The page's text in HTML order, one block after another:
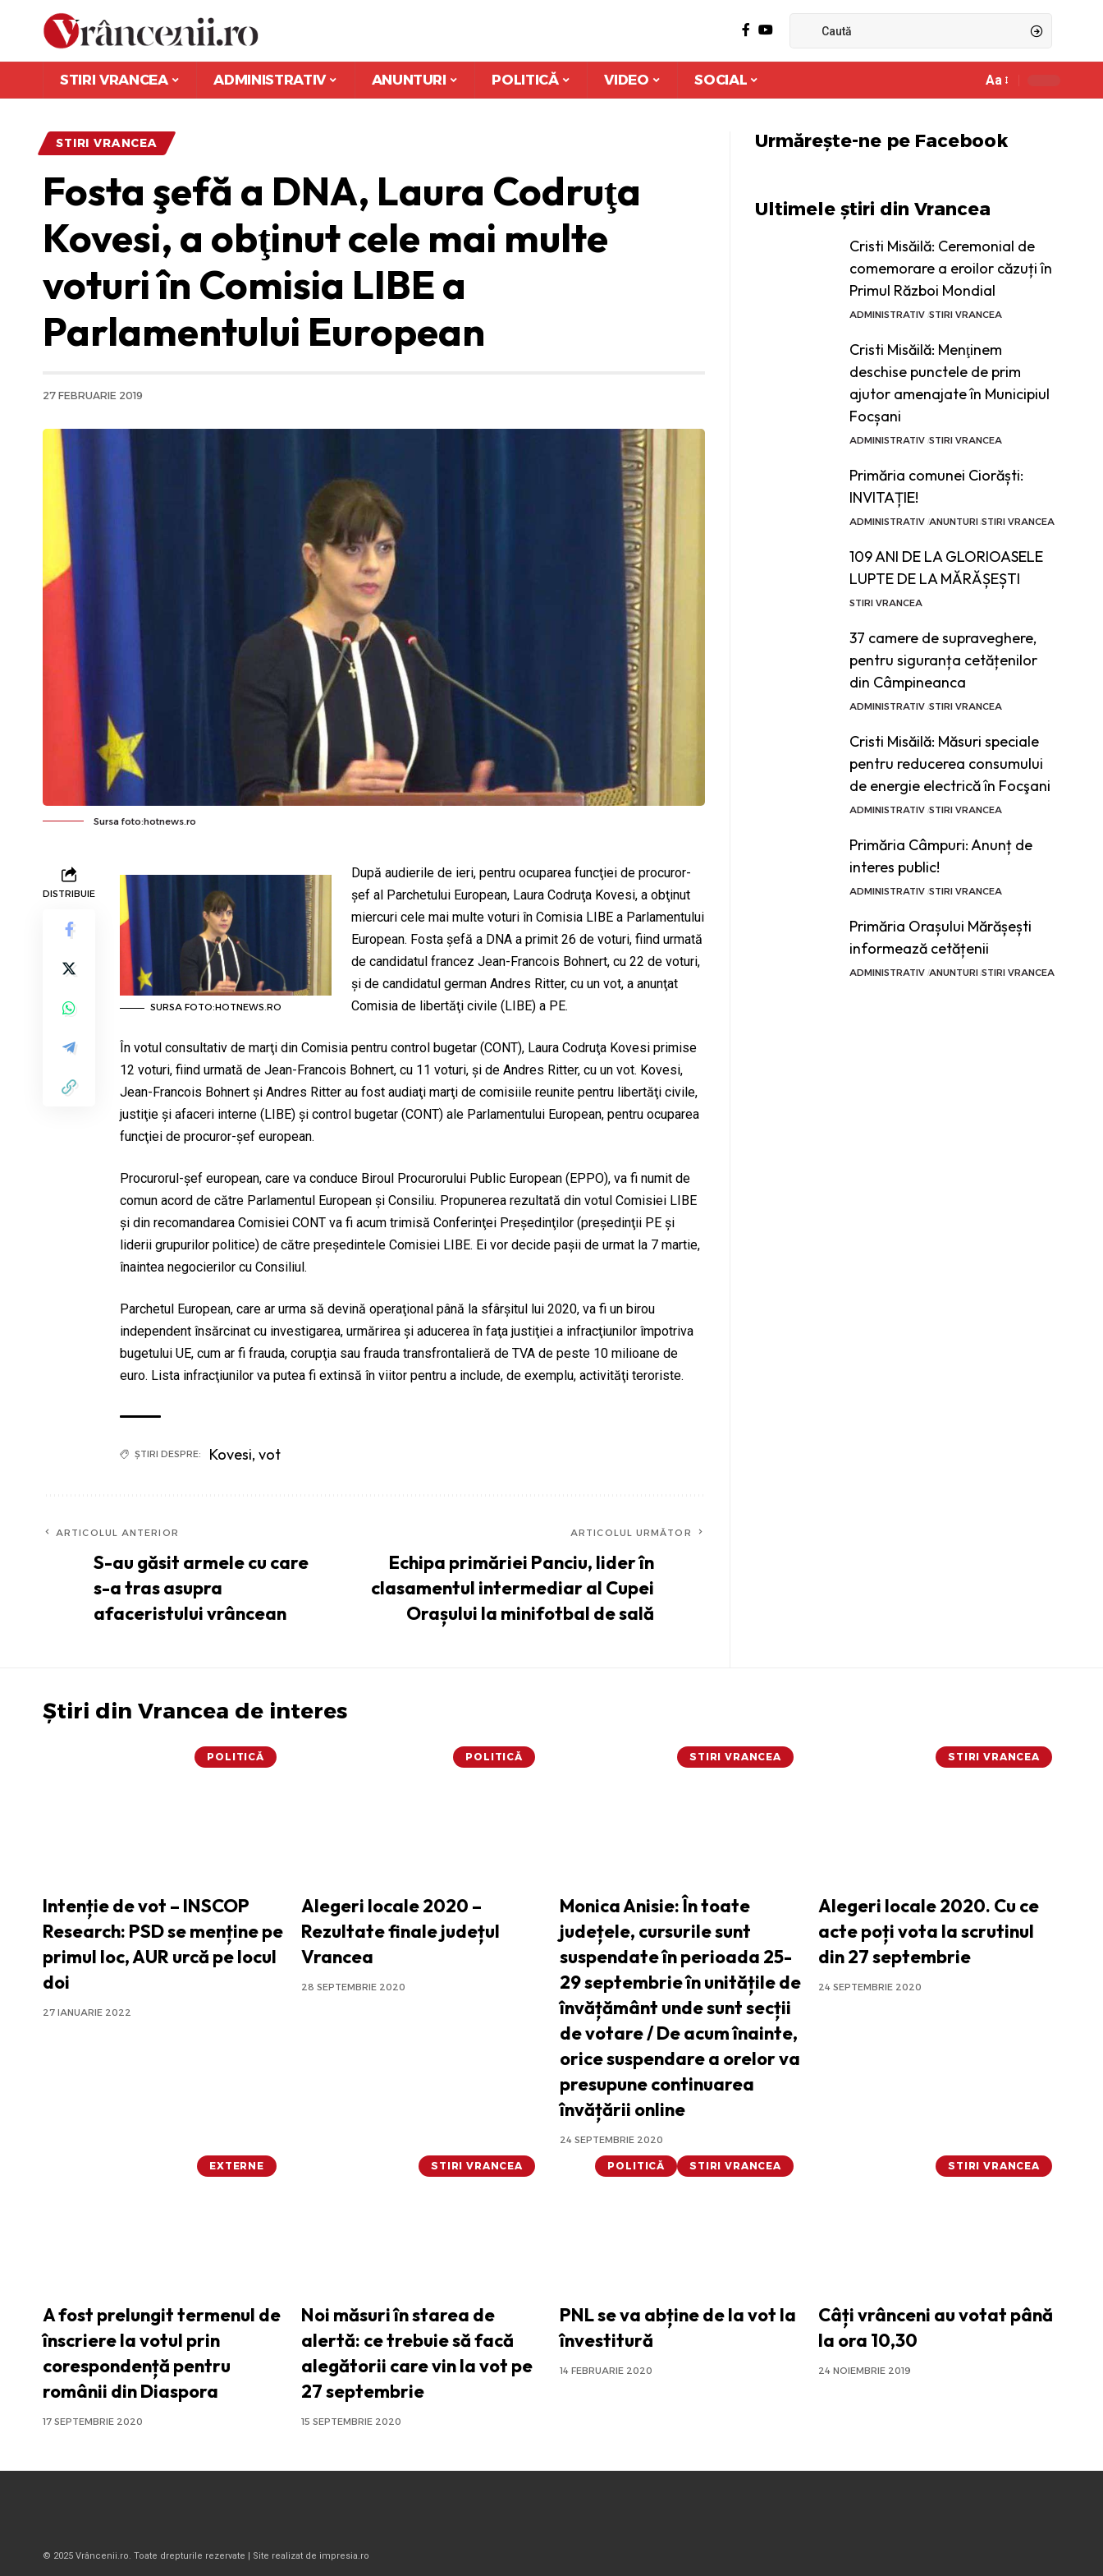
STIRI VRANCEA ADMINISTRATIV ANUNTURI POLITICĂ VIDEO SOCIAL
Ajustor
font
Aa
STIRI VRANCEA
Fosta şefă a DNA, Laura Codruţa
Kovesi, a obţinut cele mai multe
voturi în Comisia LIBE a
Parlamentului European
27 FEBRUARIE 2019
Sursa foto:hotnews.ro
DISTRIBUIE
SURSA FOTO:HOTNEWS.RO
După audierile de ieri, pentru ocuparea funcţiei de procuror-
şef al Parchetului European, Laura Codruţa Kovesi, a obţinut
miercuri cele mai multe voturi în Comisia LIBE a Parlamentului
European. Fosta şefă a DNA a primit 26 de voturi, fiind urmată
de candidatul francez Jean-Francois Bohnert, cu 22 de voturi,
şi de candidatul german Andres Ritter, cu un vot, a anunţat
Comisia de libertăţi civile (LIBE) a PE.
În votul consultativ de marţi din Comisia pentru control bugetar (CONT), Laura Codruţa Kovesi primise
12 voturi, fiind urmată de Jean-Francois Bohnert, cu 11 voturi, şi de Andres Ritter, cu un vot. Kovesi,
Jean-Francois Bohnert şi Andres Ritter au fost audiaţi marţi de comisiile reunite pentru libertăţi civile,
justiţie şi afaceri interne (LIBE) şi control bugetar (CONT) ale Parlamentului European, pentru ocuparea
funcţiei de procuror-şef european.
Procurorul-şef european, care va conduce Biroul Procurorului Public European (EPPO), va fi numit de
comun acord de către Parlamentul European şi Consiliu. Propunerea rezultată din votul Comisiei LIBE
şi din recomandarea Comisiei CONT va fi acum trimisă Conferinţei Preşedinţilor (preşedinţii PE şi
liderii grupurilor politice) de către preşedintele Comisiei LIBE. Ei vor decide paşii de urmat la 7 martie,
înaintea negocierilor cu Consiliul.
Parchetul European, care ar urma să devină operaţional până la sfârşitul lui 2020, va fi un birou
independent însărcinat cu investigarea, urmărirea şi aducerea în faţa justiţiei a infracţiunilor împotriva
bugetului UE, cum ar fi frauda, corupţia sau frauda transfrontalieră de TVA de peste 10 milioane de
euro. Lista infracţiunilor va putea fi extinsă în viitor pentru a include, de exemplu, activităţi teroriste.
ȘTIRI DESPRE: Kovesi, vot
ARTICOLUL ANTERIOR
S-au găsit armele cu care
s-a tras asupra
afaceristului vrâncean
ARTICOLUL URMĂTOR
Echipa primăriei Panciu, lider în
clasamentul intermediar al Cupei
Orașului la minifotbal de sală
Urmărește-ne pe Facebook
Ultimele știri din Vrancea
Cristi Misăilă: Ceremonial de
comemorare a eroilor căzuți în
Primul Război Mondial
ADMINISTRATIV STIRI VRANCEA
Cristi Misăilă: Menţinem
deschise punctele de prim
ajutor amenajate în Municipiul
Focșani
ADMINISTRATIV STIRI VRANCEA
Primăria comunei Ciorăști:
INVITAȚIE!
ADMINISTRATIV ANUNTURI STIRI VRANCEA
109 ANI DE LA GLORIOASELE
LUPTE DE LA MĂRĂȘEȘTI
STIRI VRANCEA
37 camere de supraveghere,
pentru siguranța cetățenilor
din Câmpineanca
ADMINISTRATIV STIRI VRANCEA
Cristi Misăilă: Măsuri speciale
pentru reducerea consumului
de energie electrică în Focşani
ADMINISTRATIV STIRI VRANCEA
Primăria Câmpuri: Anunț de
interes public!
ADMINISTRATIV STIRI VRANCEA
Primăria Orașului Mărășești
informează cetățenii
ADMINISTRATIV ANUNTURI STIRI VRANCEA
Știri din Vrancea de interes
POLITICĂ
Intenție de vot – INSCOP
Research: PSD se menține pe
primul loc, AUR urcă pe locul
doi
27 IANUARIE 2022
POLITICĂ
Alegeri locale 2020 –
Rezultate finale județul
Vrancea
28 SEPTEMBRIE 2020
STIRI VRANCEA
Monica Anisie: În toate
județele, cursurile sunt
suspendate în perioada 25-
29 septembrie în unitățile de
învățământ unde sunt secții
de votare / De acum înainte,
orice suspendare a orelor va
presupune continuarea
învățării online
24 SEPTEMBRIE 2020
STIRI VRANCEA
Alegeri locale 2020. Cu ce
acte poți vota la scrutinul
din 27 septembrie
24 SEPTEMBRIE 2020
EXTERNE
A fost prelungit termenul de
înscriere la votul prin
corespondență pentru
românii din Diaspora
17 SEPTEMBRIE 2020
STIRI VRANCEA
Noi măsuri în starea de
alertă: ce trebuie să facă
alegătorii care vin la vot pe
27 septembrie
15 SEPTEMBRIE 2020
POLITICĂ STIRI VRANCEA
PNL se va abține de la vot la
învestitură
14 FEBRUARIE 2020
STIRI VRANCEA
Câți vrânceni au votat până
la ora 10,30
24 NOIEMBRIE 2019
© 2025 Vrâncenii.ro. Toate drepturile rezervate | Site realizat de impresia.ro